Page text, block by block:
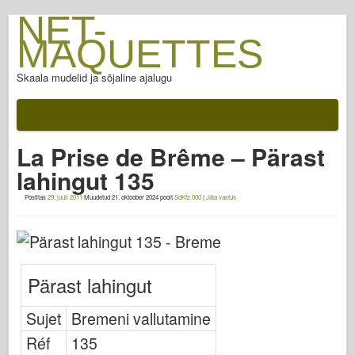
NET-
MAQUETTES
Skaala mudelid ja sõjaline ajalugu
Pärast lahingut
AFV relvad
Liitlastelg
Soomus profiilis
Concord
Mutrid ja poldid
Uus Vanguard
Osprey modelleerimine
La Prise de Brême – Pärast
lahingut 135
Postitas29. juuli 2011Muudetud21. oktoober 2024pooltSdKfz.000|Jäta vastus
Pärast lahingut
Sujet Bremeni vallutamine
Réf
135